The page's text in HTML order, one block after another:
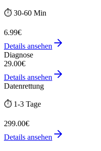
⏱️ 30-60 Min
6.99€
Details ansehen
Diagnose
29.00€
Details ansehen
Datenrettung
⏱️ 1-3 Tage
299.00€
Details ansehen